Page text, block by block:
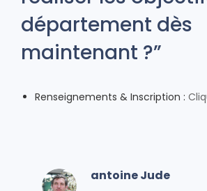
département dès
maintenant ?”
Renseignements & Inscription :
antoine Jude